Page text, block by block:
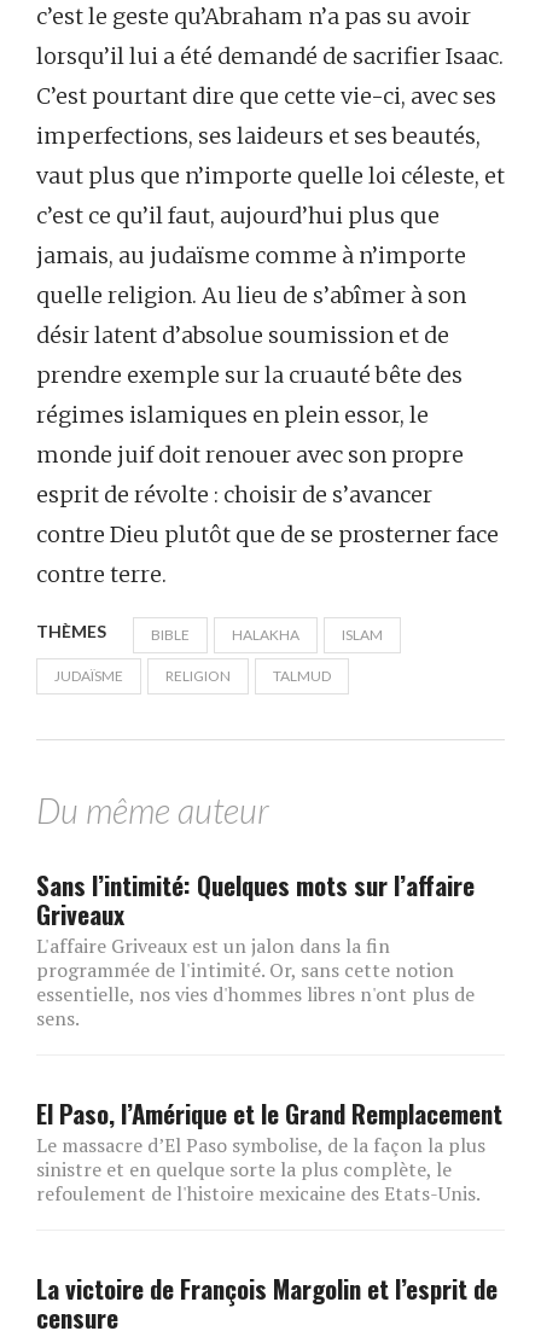
c’est le geste qu’Abraham n’a pas su avoir
lorsqu’il lui a été demandé de sacrifier Isaac.
C’est pourtant dire que cette vie-ci, avec ses
imperfections, ses laideurs et ses beautés,
vaut plus que n’importe quelle loi céleste, et
c’est ce qu’il faut, aujourd’hui plus que
jamais, au judaïsme comme à n’importe
quelle religion. Au lieu de s’abîmer à son
désir latent d’absolue soumission et de
prendre exemple sur la cruauté bête des
régimes islamiques en plein essor, le
monde juif doit renouer avec son propre
esprit de révolte : choisir de s’avancer
contre Dieu plutôt que de se prosterner face
contre terre.
THÈMES BIBLE HALAKHA ISLAM
JUDAÏSME RELIGION TALMUD
Du même auteur
Sans l’intimité: Quelques mots sur l’affaire
Griveaux
L'affaire Griveaux est un jalon dans la fin
programmée de l'intimité. Or, sans cette notion
essentielle, nos vies d'hommes libres n'ont plus de
sens.
El Paso, l’Amérique et le Grand Remplacement
Le massacre d’El Paso symbolise, de la façon la plus
sinistre et en quelque sorte la plus complète, le
refoulement de l'histoire mexicaine des Etats-Unis.
La victoire de François Margolin et l’esprit de
censure